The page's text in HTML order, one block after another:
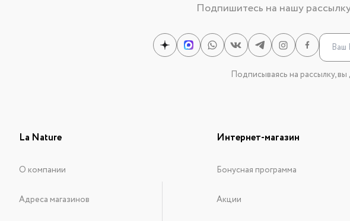
Подпишитесь на нашу
Подписываясь на рассылку, вы
La Nature
О компании
Адреса магазинов
Интернет-магазин
Бонусная программа
Акции